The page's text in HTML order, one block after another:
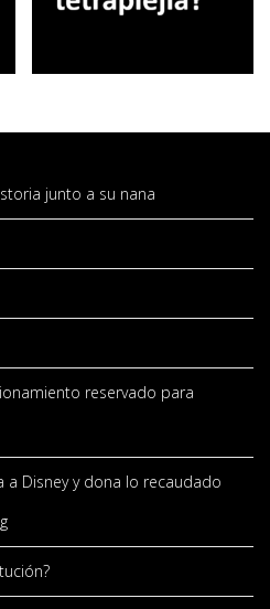
junto a su nana
reservado para
a Disney y dona lo recaudado